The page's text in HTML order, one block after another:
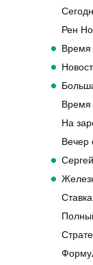
Рен
Время
Время
На
Вечер
Ставка